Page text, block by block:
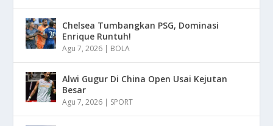
Chelsea Tumbangkan PSG, Dominasi
Enrique Runtuh!
Agu 7, 2026 | BOLA
Alwi Gugur Di China Open Usai Kejutan
Besar
Agu 7, 2026 | SPORT